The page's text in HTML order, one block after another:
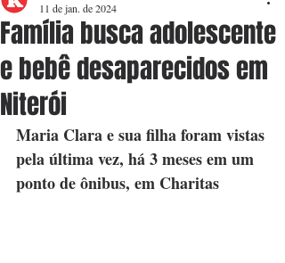
Família busca adolescente
e bebê desaparecidos em
Niterói
11 de jan. de 2024
Maria Clara e sua filha foram vistas
pela última vez, há 3 meses em um
ponto de ônibus, em Charitas